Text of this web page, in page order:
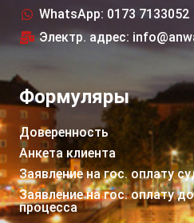
WhatsApp: 0173 7133052
Электр. адрес:
Формуляры
Доверенность
Анкета клиента
Заявление на гос. оплату
Заявление на гос. оплату
процессa